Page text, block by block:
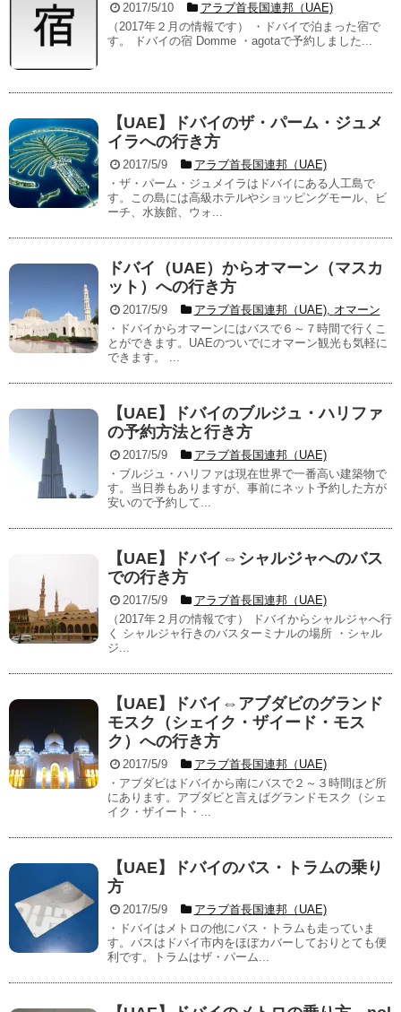
2017/5/10
アラブ首長国連邦（UAE)
（2017年２月の情報です） ・ドバイで泊まった宿で
す。 ドバイの宿 Domme ・agotaで予約しました...
【UAE】ドバイのザ・パーム・ジュメ
イラへの行き方
2017/5/9
アラブ首長国連邦（UAE)
・ザ・パーム・ジュメイラはドバイにある人工島で
す。この島には高級ホテルやショッピングモール、ビ
ーチ、水族館、ウォ...
ドバイ（UAE）からオマーン（マスカ
ット）への行き方
2017/5/9 アラブ首長国連邦（UAE), オマーン
・ドバイからオマーンにはバスで６～７時間で行くこ
とができます。UAEのついでにオマーン観光も気軽に
できます。 ...
【UAE】ドバイのブルジュ・ハリファ
の予約方法と行き方
2017/5/9
アラブ首長国連邦（UAE)
・ブルジュ・ハリファは現在世界で一番高い建築物で
す。当日券もありますが、事前にネット予約した方が
安いので予約して...
【UAE】ドバイ⇔シャルジャへのバス
での行き方
2017/5/9
アラブ首長国連邦（UAE)
（2017年２月の情報です） ドバイからシャルジャへ行
く シャルジャ行きのバスターミナルの場所 ・シャル
ジ...
【UAE】ドバイ⇔アブダビのグランド
モスク（シェイク・ザイード・モス
ク）への行き方
2017/5/9
アラブ首長国連邦（UAE)
・アブダビはドバイから南にバスで２～３時間ほど所
にあります。アブダビと言えばグランドモスク（シェ
イク・ザイート・...
【UAE】ドバイのバス・トラムの乗り
方
2017/5/9
アラブ首長国連邦（UAE)
・ドバイはメトロの他にバス・トラムも走っていま
す。バスはドバイ市内をほぼカバーしておりとても便
利です。トラムはザ・パーム...